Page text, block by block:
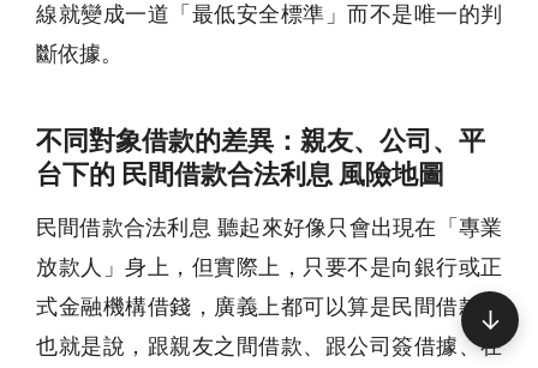
線就變成一道「最低安全標準」而不是唯一的判
斷依據。
不同對象借款的差異：親友、公司、平
台下的 民間借款合法利息 風險地圖
民間借款合法利息 聽起來好像只會出現在「專業
放款人」身上，但實際上，只要不是向銀行或正
式金融機構借錢，廣義上都可以算是民間借款。
也就是說，跟親友之間借款、跟公司簽借據、在
↓